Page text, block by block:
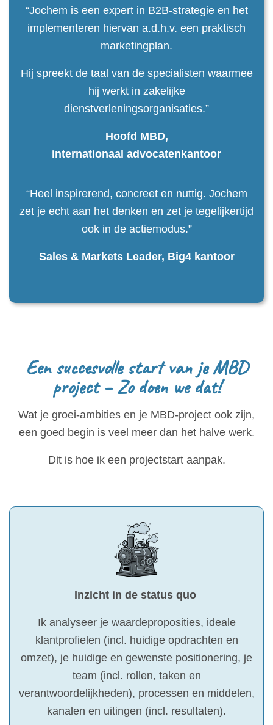
“Jochem is een expert in B2B-strategie en het
implementeren hiervan a.d.h.v. een praktisch
marketingplan.
Hij spreekt de taal van de specialisten waarmee
hij werkt in zakelijke
dienstverleningsorganisaties.”
Hoofd MBD,
internationaal advocatenkantoor
“Heel inspirerend, concreet en nuttig. Jochem
zet je echt aan het denken en zet je tegelijkertijd
ook in de actiemodus.”
Sales & Markets Leader, Big4 kantoor
Een succesvolle start van je MBD
project – Zo doen we dat!
Wat je groei-ambities en je MBD-project ook zijn,
een goed begin is veel meer dan het halve werk.
Dit is hoe ik een projectstart aanpak.
Inzicht in de status quo
Ik analyseer je waardeproposities, ideale
klantprofielen (incl. huidige opdrachten en
omzet), je huidige en gewenste positionering, je
team (incl. rollen, taken en
verantwoordelijkheden), processen en middelen,
kanalen en uitingen (incl. resultaten).